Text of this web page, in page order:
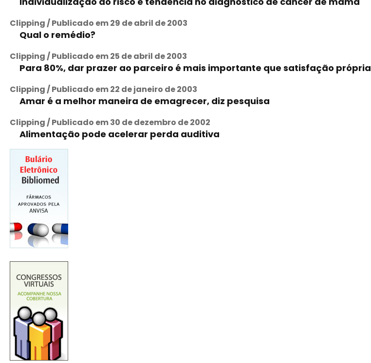
Clipping / Publicado em 29 de abril de 2003
Qual o remédio?
Clipping / Publicado em 25 de abril de 2003
Para 80%, dar prazer ao parceiro é mais importante que satisfação própria
Clipping / Publicado em 22 de janeiro de 2003
Amar é a melhor maneira de emagrecer, diz pesquisa
Clipping / Publicado em 30 de dezembro de 2002
Alimentação pode acelerar perda auditiva